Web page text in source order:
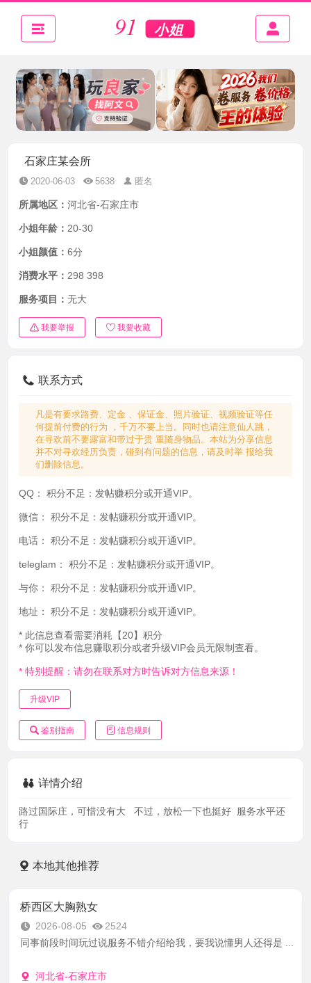
石家庄某会所
2020-06-03 5638 匿名
所属地区： 河北省-石家庄市
小姐年龄： 20-30
小姐颜值： 6分
消费水平： 298 398
服务项目： 无大
我要举报 我要收藏
联系方式
凡是有要求路费、定金 、保证金、照片验证、视频验证等任
何提前付费的行为 ，千万不要上当。同时也请注意仙人跳，
在寻欢前不要露富和带过于贵 重随身物品。本站为分享信息
并不对寻欢经历负责，碰到有问题的信息，请及时举 报给我
们删除信息。
QQ： 积分不足：发帖赚积分或开通VIP。
微信： 积分不足：发帖赚积分或开通VIP。
电话： 积分不足：发帖赚积分或开通VIP。
teleglam： 积分不足：发帖赚积分或开通VIP。
与你： 积分不足：发帖赚积分或开通VIP。
地址： 积分不足：发帖赚积分或开通VIP。
* 此信息查看需要消耗【20】积分
* 你可以发布信息赚取积分或者升级VIP会员无限制查看。
* 特别提醒：请勿在联系对方时告诉对方信息来源！
升级VIP
鉴别指南 信息规则
详情介绍
路过国际庄，可惜没有大 不过，放松一下也挺好 服务水平还
行
本地其他推荐
桥西区大胸熟女
2026-08-05
2524
同事前段时间玩过说服务不错介绍给我，要我说懂男人还得是 ...
河北省-石家庄市